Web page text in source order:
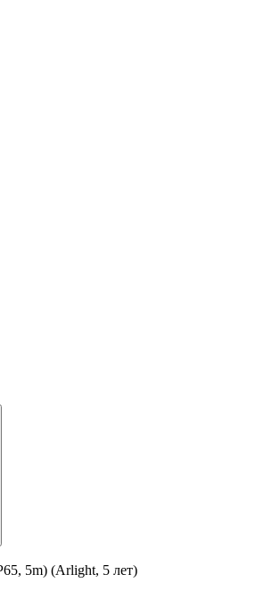
5m) (Arlight, 5 лет)